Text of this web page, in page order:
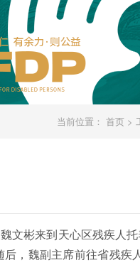
当前位置： 首页 >
文彬来到天心区残疾人托
，魏副主席前往省残疾